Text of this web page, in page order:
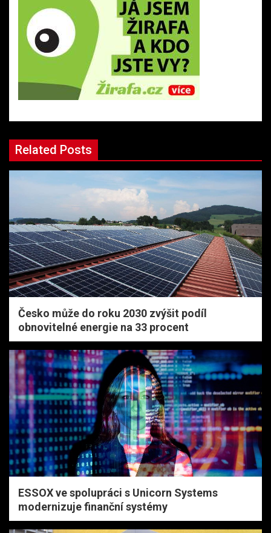
Related Posts
Česko může do roku 2030 zvýšit podíl
obnovitelné energie na 33 procent
ESSOX ve spolupráci s Unicorn Systems
modernizuje finanční systémy